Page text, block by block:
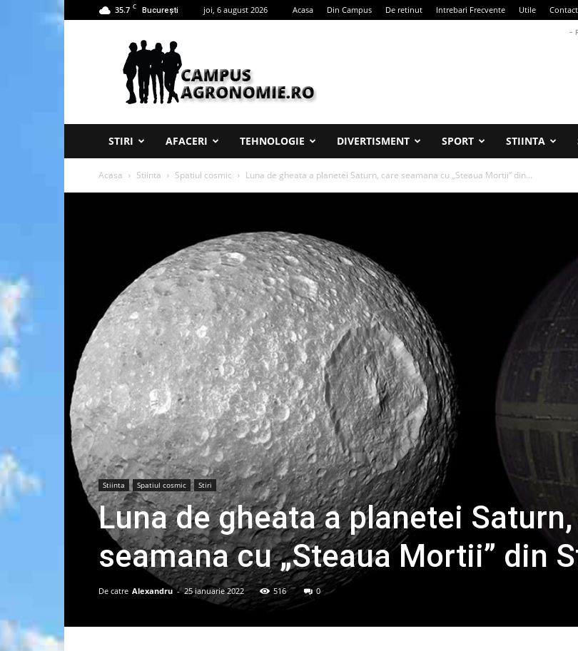
35.7 C București joi, 6 august 2026 Acasa Din Campus De retinut Intrebari Frecvente Utile Contact
Campus
Agronomie
-
STIRI AFACERI TEHNOLOGIE DIVERTISMENT SPORT STIINTA
Acasa Stiinta Spatiul cosmic Luna de gheata a planetei Saturn, care seamana cu „Steaua Mortii” din...
Stiinta Spatiul cosmic Stiri
Luna de gheata a planetei
seamana cu „Steaua Mortii” din
De catre Alexandru - 25 ianuarie 2022 516 0